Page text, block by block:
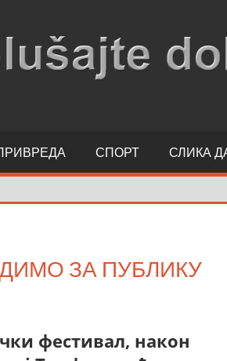
СПОРТ СЛИКА
ЗА ПУБЛИКУ
фестивал, након